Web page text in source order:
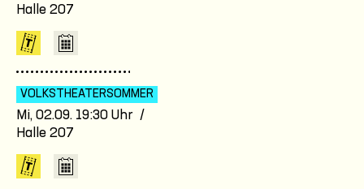
Halle 207
VOLKSTHEATER­SOMMER
Mi, 02.09. 19:30 Uhr /
Halle 207